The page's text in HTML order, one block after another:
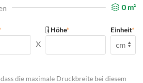
0 m²
X
Höhe* Einheit*
dass die maximale Druckbreite bei diesem